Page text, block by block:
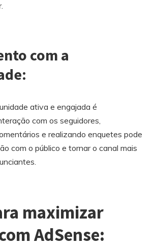
com a
ativa e engajada é
com os seguidores,
e realizando enquetes pode
com o público e tornar o canal mais
maximizar
AdSense: